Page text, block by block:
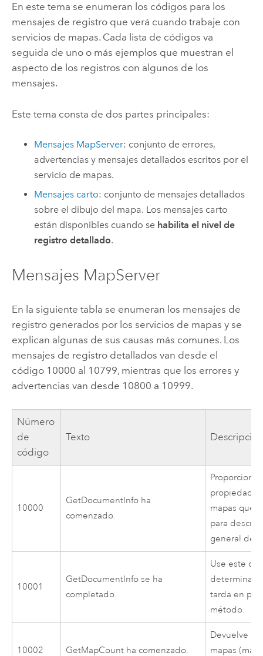
En este tema se enumeran los códigos para los
mensajes de registro que verá cuando trabaje con
servicios de mapas. Cada lista de códigos va
seguida de uno o más ejemplos que muestran el
aspecto de los registros con algunos de los
mensajes.
Este tema consta de dos partes principales:
Mensajes MapServer: conjunto de errores,
advertencias y mensajes detallados escritos por el
servicio de mapas.
Mensajes carto: conjunto de mensajes detallados
sobre el dibujo del mapa. Los mensajes carto
están disponibles cuando se habilita el nivel de
registro detallado.
Mensajes MapServer
En la siguiente tabla se enumeran los mensajes de
registro generados por los servicios de mapas y se
explican algunas de sus causas más comunes. Los
mensajes de registro detallados van desde el
código 10000 al 10799, mientras que los errores y
advertencias van desde 10800 a 10999.
Número
de
código
Texto
10000
GetDocumentInfo ha
comenzado.
mapas que
para
general del
10001
GetDocumentInfo se ha
completado.
Use este
determinar
tarda en
método.
10002 GetMapCount ha comenzado.
Devuelve el
mapas